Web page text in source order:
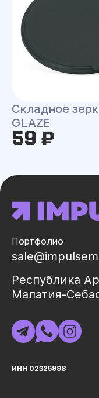
Складное
GLAZE
59 ₽
Портфолио
Республика
Малатия-
ИНН 02325998